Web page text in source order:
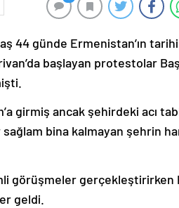
44 günde Ermenistan’ın tarihi
başlayan protestolar
girmiş ancak şehirdeki acı
sağlam bina kalmayan şehrin
görüşmeler gerçekleştirirken
geldi.